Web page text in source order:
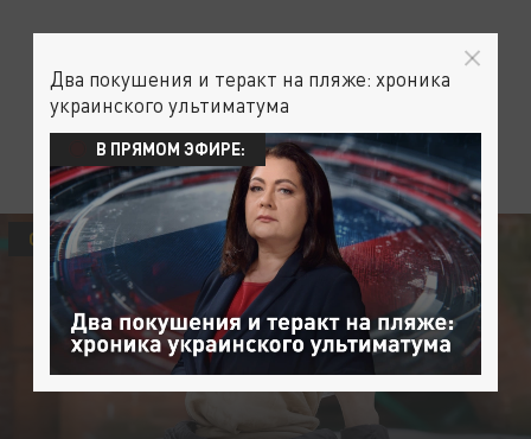
ОБЩЕСТВО ПРОИСШЕСТВИЯ
Два покушения и теракт на пляже: хроника
украинского ультиматума
В ПРЯМОМ ЭФИРЕ: